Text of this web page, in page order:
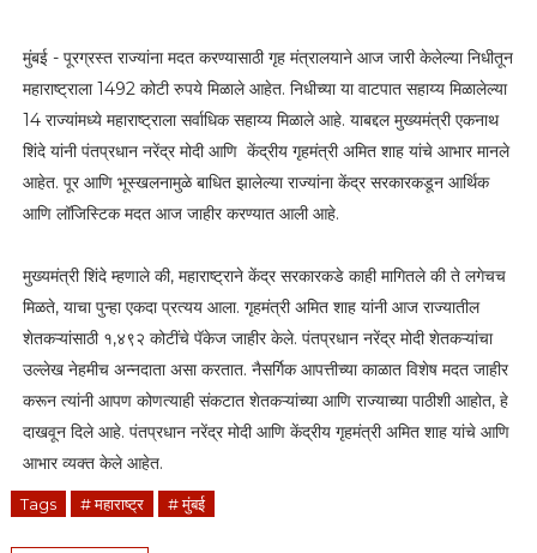
मुंबई - पूरग्रस्त राज्यांना मदत करण्यासाठी गृह मंत्रालयाने आज जारी केलेल्या निधीतून
महाराष्ट्राला 1492 कोटी रुपये मिळाले आहेत. निधीच्या या वाटपात सहाय्य मिळालेल्या
14 राज्यांमध्ये महाराष्ट्राला सर्वाधिक सहाय्य मिळाले आहे. याबद्दल मुख्यमंत्री एकनाथ
शिंदे यांनी पंतप्रधान नरेंद्र मोदी आणि केंद्रीय गृहमंत्री अमित शाह यांचे आभार मानले
आहेत. पूर आणि भूस्खलनामुळे बाधित झालेल्या राज्यांना केंद्र सरकारकडून आर्थिक
आणि लॉजिस्टिक मदत आज जाहीर करण्यात आली आहे.
मुख्यमंत्री शिंदे म्हणाले की, महाराष्ट्राने केंद्र सरकारकडे काही मागितले की ते लगेचच
मिळते, याचा पुन्हा एकदा प्रत्यय आला. गृहमंत्री अमित शाह यांनी आज राज्यातील
शेतकऱ्यांसाठी १,४९२ कोटींचे पॅकेज जाहीर केले. पंतप्रधान नरेंद्र मोदी शेतकऱ्यांचा
उल्लेख नेहमीच अन्नदाता असा करतात. नैसर्गिक आपत्तीच्या काळात विशेष मदत जाहीर
करून त्यांनी आपण कोणत्याही संकटात शेतकऱ्यांच्या आणि राज्याच्या पाठीशी आहोत, हे
दाखवून दिले आहे. पंतप्रधान नरेंद्र मोदी आणि केंद्रीय गृहमंत्री अमित शाह यांचे आणि
आभार व्यक्त केले आहेत.
Tags # महाराष्ट्र # मुंबई